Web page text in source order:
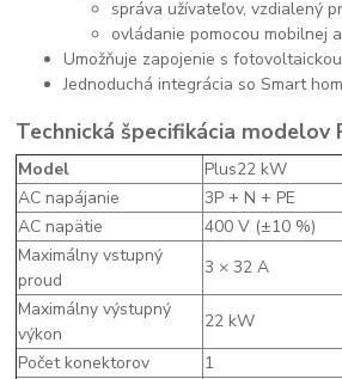
správa užívateľov, vzdialený
ovládanie pomocou mobilnej
Umožňuje zapojenie s
Jednoduchá integrácia so Smart
Technická špecifikácia modelov
Model
Plus22 kW
AC napájanie
3P + N + PE
AC napätie
400 V (±10 %)
Maximálny vstupný
proud
3 × 32 A
Maximálny výstupný
výkon
22 kW
Počet konektorov
1